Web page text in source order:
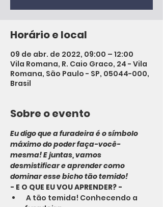
Horário e local
09 de abr. de 2022, 09:00 – 12:00
Vila Romana, R. Caio Graco, 24 - Vila
Romana, São Paulo - SP, 05044-000,
Brasil
Sobre o evento
Eu digo que a furadeira é o símbolo
máximo do poder faça-você-
mesma! E juntas, vamos
desmistificar e aprender como
dominar esse bicho tão temido!
- E O QUE EU VOU APRENDER? -
A tão temida! Conhecendo a